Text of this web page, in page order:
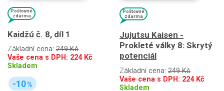
Poštovné
zdarma
Kaidžú č. 8, díl 1
Základní cena: 249 Kč
Vaše cena s DPH: 224Kč
Skladem
-10%
Poštovné
zdarma
Jujutsu Kaisen -
Prokleté války 8: Skrytý
potenciál
Základní cena: 249 Kč
Vaše cena s DPH: 224Kč
Skladem